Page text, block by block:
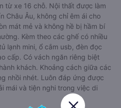
từ xe 16 chỗ. Nội thất được làm
Châu Âu, không chỉ êm ái cho
mát mẻ và không hề bị hầm bí
Kèm theo các ghế có nhiều
lạnh mini, ổ cắm usb, đèn đọc
cấp. Có vách ngăn riêng biệt
khách. Khoảng cách giữa các
nhồi nhét. Luôn đáp ứng được
mái và tiện nghi trong việc di